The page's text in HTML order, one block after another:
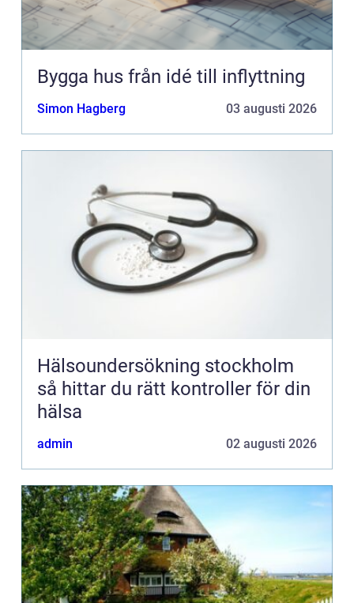
Bygga hus från idé till inflyttning
Simon Hagberg 03 augusti 2026
Hälsoundersökning stockholm
så hittar du rätt kontroller för din
hälsa
admin 02 augusti 2026